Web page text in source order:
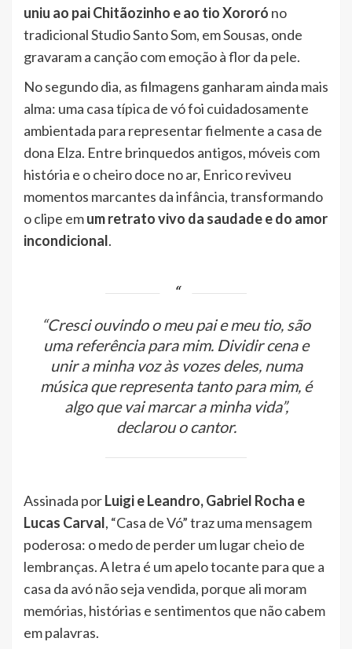
uniu ao pai Chitãozinho e ao tio Xororó no
tradicional Studio Santo Som, em Sousas, onde
gravaram a canção com emoção à flor da pele.
No segundo dia, as filmagens ganharam ainda mais
alma: uma casa típica de vó foi cuidadosamente
ambientada para representar fielmente a casa de
dona Elza. Entre brinquedos antigos, móveis com
história e o cheiro doce no ar, Enrico reviveu
momentos marcantes da infância, transformando
o clipe emum retrato vivo da saudade e do amor
incondicional.
“Cresci ouvindo o meu pai e meu tio, são
uma referência para mim. Dividir cena e
unir a minha voz às vozes deles, numa
música que representa tanto para mim, é
algo que vai marcar a minha vida”,
declarou o cantor.
Assinada porLuigi e Leandro, Gabriel Rocha e
Lucas Carval, “Casa de Vó” traz uma mensagem
poderosa: o medo de perder um lugar cheio de
lembranças. A letra é um apelo tocante para que a
casa da avó não seja vendida, porque ali moram
memórias, histórias e sentimentos que não cabem
em palavras.